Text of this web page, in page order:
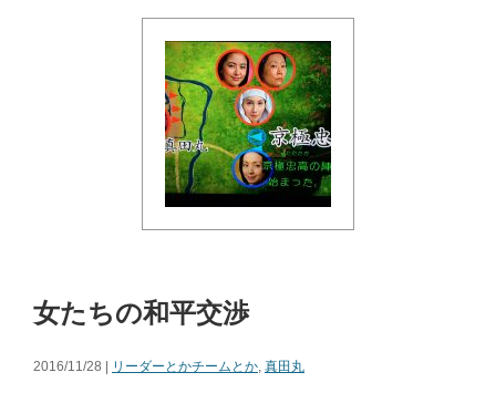
女たちの和平交渉
2016/11/28 | リーダーとかチームとか, 真田丸